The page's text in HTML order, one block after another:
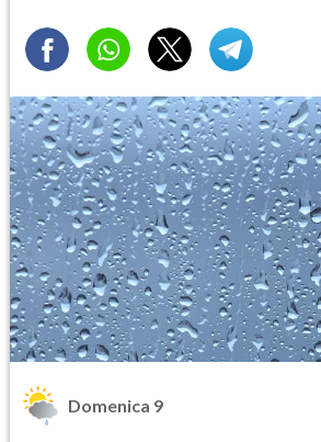
Domenica 9